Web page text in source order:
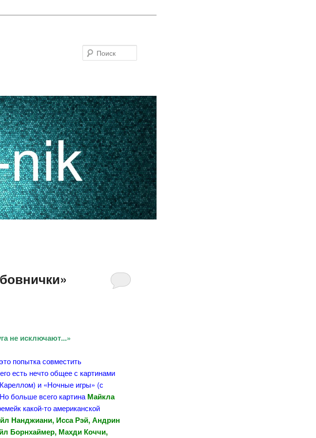
не исключают...»
попытка совместить
есть нечто общее с картинами
и «Ночные игры» (с
больше всего картина Майкла
какой-то американской
Нанджиани, Исса Рэй, Андрин
Борнхаймер, Махди Коччи,